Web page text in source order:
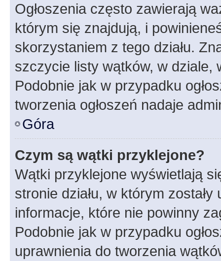
Ogłoszenia często zawierają
którym się znajdują, i
skorzystaniem z tego działu.
szczycie listy wątków, w dziale,
Podobnie jak w przypadku
tworzenia ogłoszeń nadaje
Góra
Czym są wątki przyklejone?
Wątki przyklejone wyświetlają
stronie działu, w którym
informacje, które nie powinny
Podobnie jak w przypadku
uprawnienia do tworzenia